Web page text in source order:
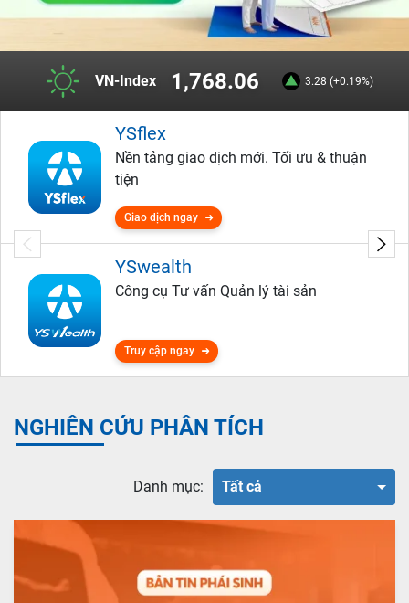
VN-Index 1,768.06 3.28 (+0.19%)
YSflex
Nền tảng giao dịch mới. Tối ưu & thuận
tiện
Giao dịch ngay
YSwealth
Công cụ Tư vấn Quản lý tài sản
Truy cập ngay
NGHIÊN CỨU PHÂN TÍCH
Danh mục: Tất cả